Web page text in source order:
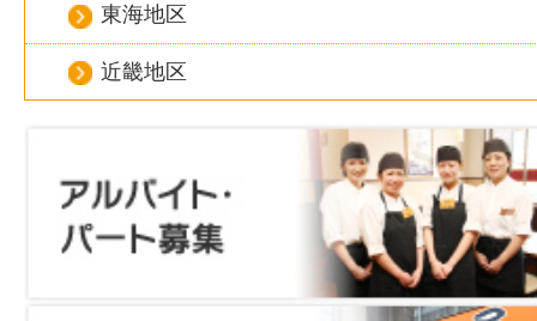
東海地区
近畿地区